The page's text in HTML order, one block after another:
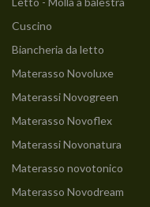
Cuscino
Biancheria da letto
Materasso Novoluxe
Materassi Novogreen
Materasso Novoflex
Materassi Novonatura
Materasso novotonico
Materasso Novodream